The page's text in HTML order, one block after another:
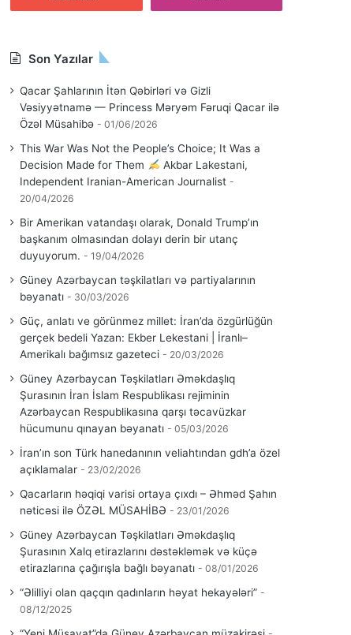
Son Yazılar
Qacar Şahlarının İtən Qəbirləri və Gizli
Vəsiyyətnamə — Princess Məryəm Fəruqi Qacar ilə
Özəl Müsahibə
01/06/2026
This War Was Not the People’s Choice; It Was a
Decision Made for Them
Akbar Lakestani,
Independent Iranian-American Journalist
20/04/2026
Bir Amerikan vatandaşı olarak, Donald Trump’ın
başkanım olmasından dolayı derin bir utanç
duyuyorum.
19/04/2026
Güney Azərbaycan təşkilatları və partiyalarının
bəyanatı
30/03/2026
Güç, anlatı ve görünmez millet: İran’da özgürlüğün
gerçek bedeli Yazan: Ekber Lekestani | İranlı–
Amerikalı bağımsız gazeteci
20/03/2026
Güney Azərbaycan Təşkilatları Əməkdaşlıq
Şurasının İran İslam Respublikası rejiminin
Azərbaycan Respublikasına qarşı təcavüzkar
hücumunu qınayan bəyanatı
05/03/2026
İran’ın son Türk hanedanının veliahtından gdh’a özel
açıklamalar
23/02/2026
Qacarların həqiqi varisi ortaya çıxdı – Əhməd Şahın
nəticəsi ilə ÖZƏL MÜSAHİBƏ
23/01/2026
Güney Azərbaycan Təşkilatları Əməkdaşlıq
Şurasının Xalq etirazlarını dəstəkləmək və küçə
etirazlarına çağırışla bağlı bəyanatı
08/01/2026
“Əlilliyi olan qaçqın qadınların həyat hekayələri”
08/12/2025